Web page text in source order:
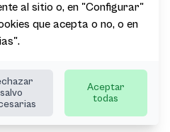
su
en
al sitio o, en "Configurar"
que acepta o no, o en
salvo
Aceptar
todas